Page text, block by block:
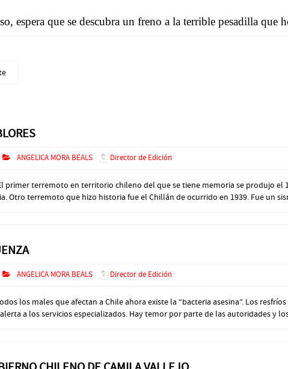
espera que se descubra un freno a la terrible pesadilla que
ANGELICA MORA BEALS Director de Edición
primer terremoto en territorio chileno del que se tiene memoria se produjo el
Otro terremoto que hizo historia fue el Chillán de ocurrido en 1939. Fue un
ANGELICA MORA BEALS Director de Edición
los males que afectan a Chile ahora existe la “bacteria asesina”. Los
a los servicios especializados. Hay temor por parte de las autoridades y